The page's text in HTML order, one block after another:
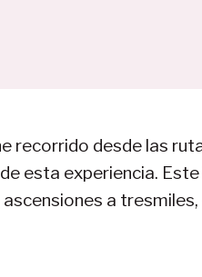
recorrido desde las
esta experiencia.
a